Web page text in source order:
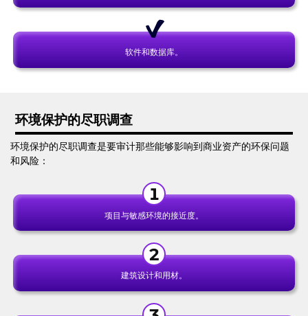
软件和数据库。
环境保护的尽职调查
环境保护的尽职调查是要审计那些能够影响到商业资产的环保问题
和风险：
项目与敏感环境的接近度。
建筑设计和用材。